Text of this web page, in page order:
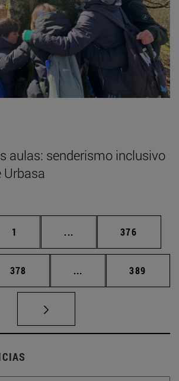
aulas: senderismo inclusivo
Urbasa
Página
1 ... Páginas intermedias
Página
376
Página
378 ... Páginas intermedias
Página
389